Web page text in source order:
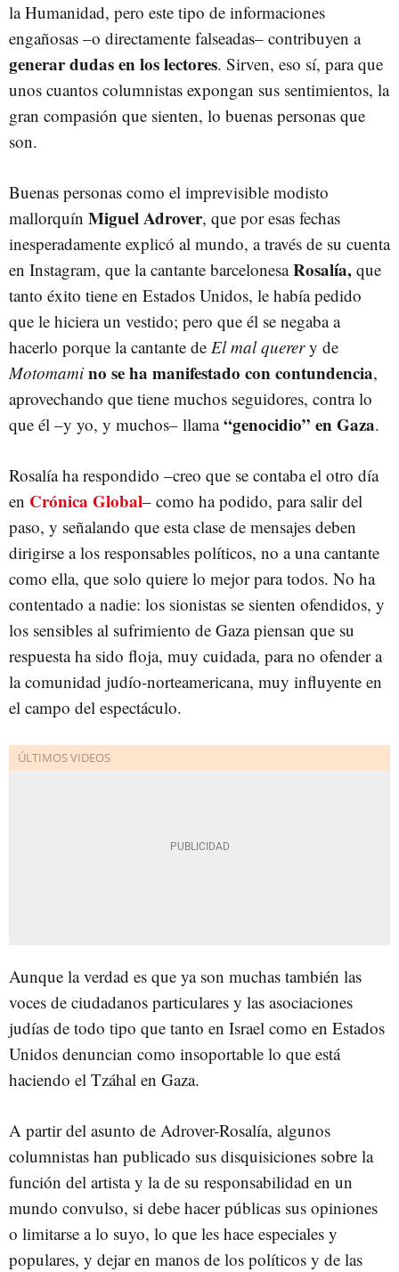
la Humanidad, pero este tipo de informaciones
engañosas –o directamente falseadas– contribuyen a
generar dudas en los lectores. Sirven, eso sí, para que
unos cuantos columnistas expongan sus sentimientos, la
gran compasión que sienten, lo buenas personas que
son.
Buenas personas como el imprevisible modisto
mallorquín Miguel Adrover, que por esas fechas
inesperadamente explicó al mundo, a través de su cuenta
en Instagram, que la cantante barcelonesaRosalía, que
tanto éxito tiene en Estados Unidos, le había pedido
que le hiciera un vestido; pero que él se negaba a
hacerlo porque la cantante de El mal querery de
Motomami no se ha manifestado con contundencia,
aprovechando que tiene muchos seguidores, contra lo
que él –y yo, y muchos– llama“genocidio” en Gaza.
Rosalía ha respondido –creo que se contaba el otro día
en Crónica Global– como ha podido, para salir del
paso, y señalando que esta clase de mensajes deben
dirigirse a los responsables políticos, no a una cantante
como ella, que solo quiere lo mejor para todos. No ha
contentado a nadie: los sionistas se sienten ofendidos, y
los sensibles al sufrimiento de Gaza piensan que su
respuesta ha sido floja, muy cuidada, para no ofender a
la comunidad judío-norteamericana, muy influyente en
el campo del espectáculo.
Aunque la verdad es que ya son muchas también las
voces de ciudadanos particulares y las asociaciones
judías de todo tipo que tanto en Israel como en Estados
Unidos denuncian como insoportable lo que está
haciendo el Tzáhal en Gaza.
A partir del asunto de Adrover-Rosalía, algunos
columnistas han publicado sus disquisiciones sobre la
función del artista y la de su responsabilidad en un
mundo convulso, si debe hacer públicas sus opiniones
o limitarse a lo suyo, lo que les hace especiales y
populares, y dejar en manos de los políticos y de las